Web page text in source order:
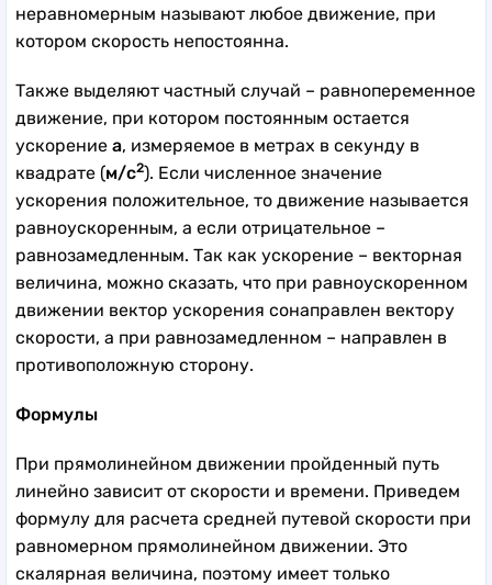
неравномерным называют любое движение, при
котором скорость непостоянна.
Также выделяют частный случай – равнопеременное
движение, при котором постоянным остается
ускорение a, измеряемое в метрах в секунду в
квадрате (м/с2). Если численное значение
ускорения положительное, то движение называется
равноускоренным, а если отрицательное –
равнозамедленным. Так как ускорение – векторная
величина, можно сказать, что при равноускоренном
движении вектор ускорения сонаправлен вектору
скорости, а при равнозамедленном – направлен в
противоположную сторону.
Формулы
При прямолинейном движении пройденный путь
линейно зависит от скорости и времени. Приведем
формулу для расчета средней путевой скорости при
равномерном прямолинейном движении. Это
скалярная величина, поэтому имеет только